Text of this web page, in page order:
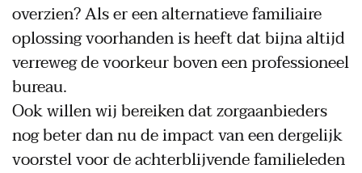
overzien? Als er een alternatieve familiaire
oplossing voorhanden is heeft dat bijna altijd
verreweg de voorkeur boven een professioneel
bureau.
Ook willen wij bereiken dat zorgaanbieders
nog beter dan nu de impact van een dergelijk
voorstel voor de achterblijvende familieleden